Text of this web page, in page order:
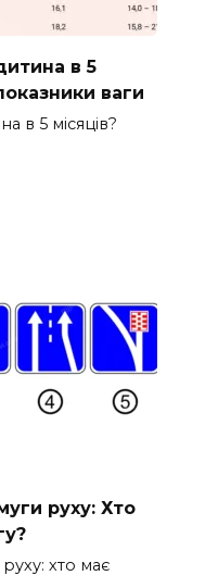
в 5
ваги
в 5 місяців?
руху: Хто
хто має